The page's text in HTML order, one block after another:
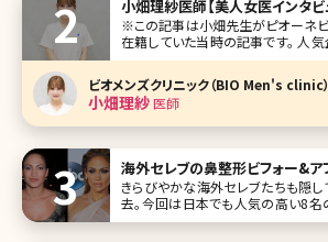
小畑理紗医師【美人女医インタビ
※この記事は小畑先生がピオーネビ
在籍していた当時の記事です。 人気
ュー」第六十五回は、東京・西新宿
リニック（Pione Beauty Clinic）の小
生です。 ピオーネビューティークリニ
ビオメンズクリニック（BIO Men's clinic
小畑理紗医師
海外セレブの鼻整形ビフォー&ア
きらびやかな海外セレブたちも隠し
去。今回は日本でも人気の高い8名
を当ててみました。その特徴はいず